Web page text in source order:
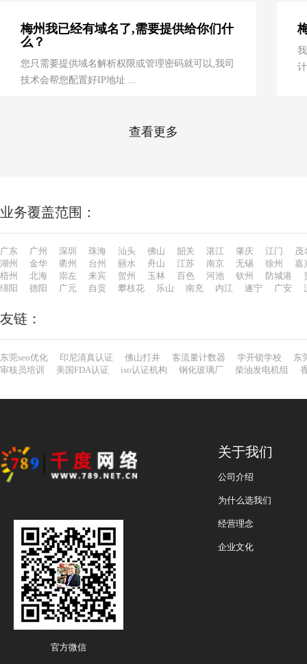
梅州我已经有域名了,需要提供给你们什
么？
您只需要提供域名解析权限或管理密码就可以,我司
技术会帮您配置好IP地址 ...
查看更多
业务覆盖范围：
广东 广州 深圳 珠海 汕头 佛山 韶关 湛江 肇庆 江门
茂
湖州
金华 衢州 台州 丽水 舟山 江苏 南京 无锡 徐州
嘉
梧州
北海 崇左 来宾 贺州 玉林 百色 河池 钦州 防城港
绵阳
德阳 广元 自贡 攀枝花 乐山 南充 内江 遂宁 广安
友链：
东莞seo优化 印尼清真认证 佛山打井 客流量计数器 学开锁学校
东
审核员培训
美国FDA认证 iso认证机构 钢化玻璃厂 柴油发电机组
官方微信
关于我们
公司介绍
为什么选我们
经营理念
企业文化